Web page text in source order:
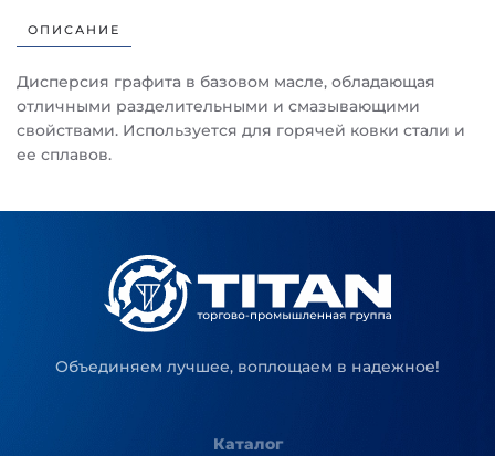
ОПИСАНИЕ
Дисперсия графита в базовом масле, обладающая
отличными разделительными и смазывающими
свойствами. Используется для горячей ковки стали и
ее сплавов.
Объединяем лучшее, воплощаем в надежное!
Каталог